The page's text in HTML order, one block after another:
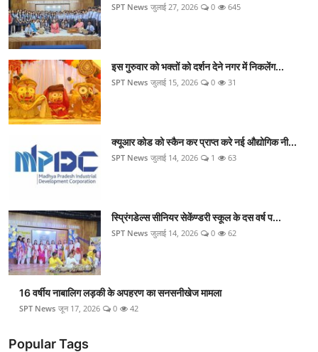
SPT News जुलाई 27, 2026 0 645
इस गुरुवार को भक्तों को दर्शन देने नगर में निकलेंग...
SPT News जुलाई 15, 2026 0 31
क्यूआर कोड को स्कैन कर प्राप्त करे नई औद्योगिक नी...
SPT News जुलाई 14, 2026 1 63
स्प्रिंगडेल्स सीनियर सेकेंण्डरी स्कूल के दस वर्ष प...
SPT News जुलाई 14, 2026 0 62
16 वर्षीय नाबालिग लड़की के अपहरण का सनसनीखेज मामला
SPT News जून 17, 2026 0 42
Popular Tags